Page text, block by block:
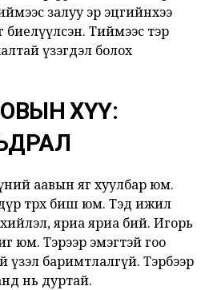
залуу эр эцгийнхээ
Тиймээс тэр
үзэгдэл болох
ХҮҮ:
аавын яг хуулбар юм.
дүр төрх биш юм. Тэд ижил
яриа яриа бий. Игорь
юм. Тэрээр эмэгтэй гоо
үзэл баримтлалгүй. Тэрбээр
нь дуртай.